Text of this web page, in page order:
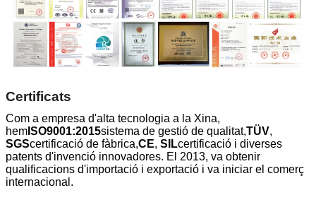
Certificats
Com a empresa d'alta tecnologia a la Xina,
hem ISO9001:2015sistema de gestió de qualitat,TÜV,
SGScertificació de fàbrica,CE, SILcertificació i diverses
patents d'invenció innovadores. El 2013, va obtenir
qualificacions d'importació i exportació i va iniciar el comerç
internacional.